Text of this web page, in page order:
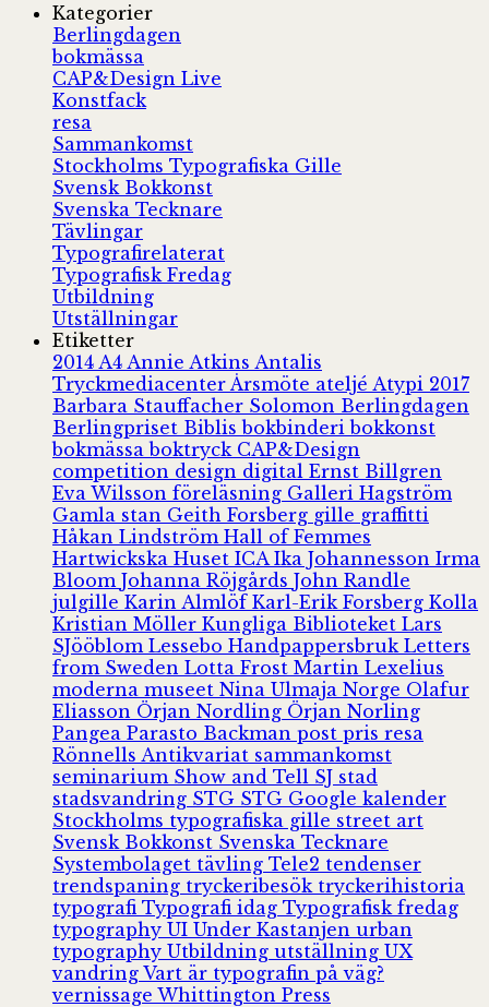
Kategorier
Berlingdagen
bokmässa
CAP&Design Live
Konstfack
resa
Sammankomst
Stockholms Typografiska Gille
Svensk Bokkonst
Svenska Tecknare
Tävlingar
Typografirelaterat
Typografisk Fredag
Utbildning
Utställningar
Etiketter
2014 A4 Annie Atkins Antalis
Tryckmediacenter Årsmöte ateljé Atypi 2017
Barbara Stauffacher Solomon Berlingdagen
Berlingpriset Biblisbokbinderibokkonst
bokmässaboktryck CAP&Design
competition design digital Ernst Billgren
Eva Wilsson föreläsning Galleri Hagström
Gamla stan Geith Forsberg gille graffitti
Håkan Lindström Hall of Femmes
Hartwickska Huset ICA Ika Johannesson Irma
Bloom Johanna Röjgårds John Randle
julgille Karin Almlöf Karl-Erik Forsberg Kolla
Kristian Möller Kungliga Biblioteket Lars
SJööblom Lessebo Handpappersbruk Letters
from Sweden Lotta Frost Martin Lexelius
moderna museet Nina Ulmaja Norge Olafur
Eliasson Örjan Nordling Örjan Norling
Pangea Parasto Backman post pris resa
Rönnells Antikvariat sammankomst
seminarium Show and Tell SJ stad
stadsvandring STG STG Google kalender
Stockholms typografiska gille street art
Svensk Bokkonst Svenska Tecknare
Systembolaget tävling Tele2 tendenser
trendspaning tryckeribesök tryckerihistoria
typografi Typografi idag Typografisk fredag
typography UI Under Kastanjen urban
typography Utbildning utställning UX
vandring Vart är typografin på väg?
vernissage Whittington Press